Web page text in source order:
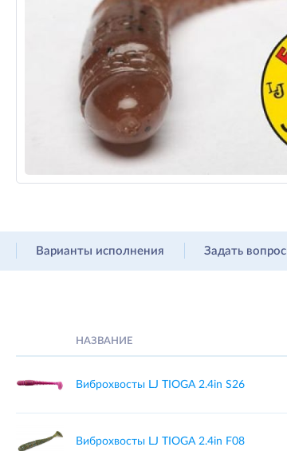
Варианты исполнения Задать вопрос
НАЗВАНИЕ
Виброхвосты LJ TIOGA 2.4in S26
Виброхвосты LJ TIOGA 2.4in F08